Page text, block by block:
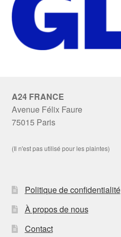
A24 FRANCE
Avenue Félix Faure
75015 Paris
(Il n'est pas utilisé pour les plaintes)
Politique de confidentialité
À propos de nous
Contact